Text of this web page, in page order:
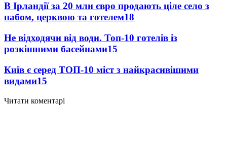
В Ірландії за 20 млн євро продають ціле село з
пабом, церквою та готелем18
Не відходячи від води. Топ-10 готелів із
розкішними басейнами15
Київ є серед ТОП-10 міст з найкрасивішими
видами15
Читати коментарі